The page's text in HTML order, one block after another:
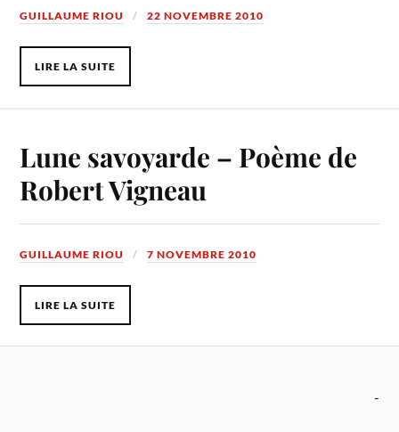
GUILLAUME RIOU 22 NOVEMBRE 2010
LIRE LA SUITE
Lune savoyarde – Poème de
Robert Vigneau
GUILLAUME RIOU 7 NOVEMBRE 2010
LIRE LA SUITE
-